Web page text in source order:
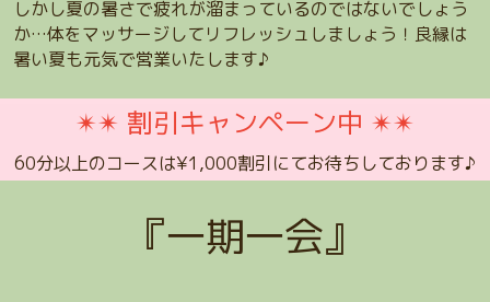
しかし夏の暑さで疲れが溜まっているのではないでしょう
か…体をマッサージしてリフレッシュしましょう！良縁は
暑い夏も元気で営業いたします♪
✴︎✴︎ 割引キャンペーン中 ✴︎✴︎
60分以上のコースは¥1,000割引にてお待ちしております♪
『一期一会』